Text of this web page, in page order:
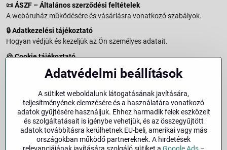
📜ÁSZF – Általános szerződési feltételek
A webáruház működésére és vásárlásra vonatkozó szabályok.
🔒Adatkezelési tájékoztató
Hogyan védjük és kezeljük az Ön személyes adatait.
🍪Cookie tájékoztató
A weboldalon használt sütikről és adatkezelésről.
Vásárlástól való elállás menete és feltételei.
Elállás a szerződéstől
Impresszum
Üzemeltetői adatok és jogi tudnivalók.
Adatvédelmi beállítások
A sütiket weboldalunk látogatásának javítására,
teljesítményének elemzésére és a használatára vonatkozó
adatok gyűjtésére használjuk. Ehhez harmadik felek eszközeit
és szolgáltatásait is igénybe vehetjük, és az összegyűjtött
adatok továbbításra kerülhetnek EU-beli, amerikai vagy más
országokban működő partnereknek. A hirdetések